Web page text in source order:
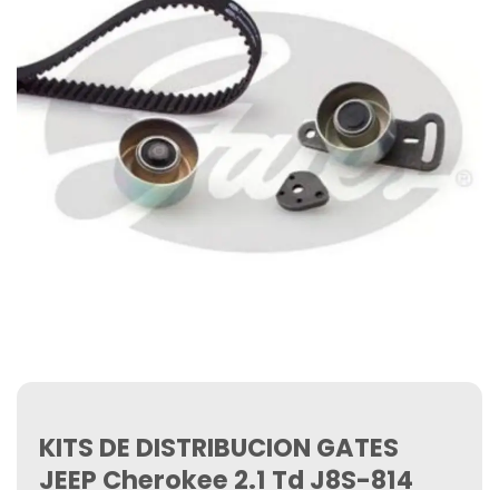
KITS DE DISTRIBUCION GATES
JEEP Cherokee 2.1 Td J8S-814